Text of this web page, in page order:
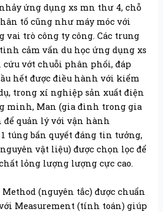
ứng dụng xs mn thư 4, chỗ
tố cũng như máy móc với
vai trò công ty công. Các trung
cảm vấn du học ứng dụng xs
vớt chuỗi phân phối, đáp
hết được điều hành với kiểm
trong xí nghiệp sản xuất điện
minh, Man (gia đình trong gia
quản lý với vận hành
túng bấn quyết đáng tin tưởng,
vật liệu) được chọn lọc để
lỏng lượng lượng cực cao.
(nguyên tắc) được chuẩn
Measurement (tính toán) giúp